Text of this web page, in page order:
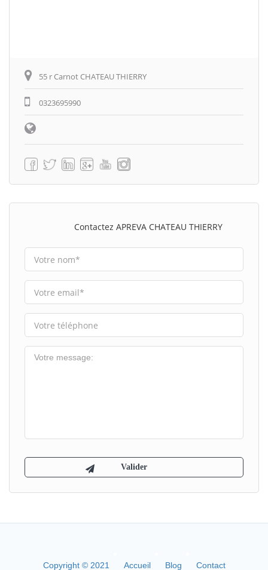
55 r Carnot CHATEAU THIERRY
0323695990
Contactez APREVA CHATEAU THIERRY
Copyright © 2021 Accueil Blog Contact